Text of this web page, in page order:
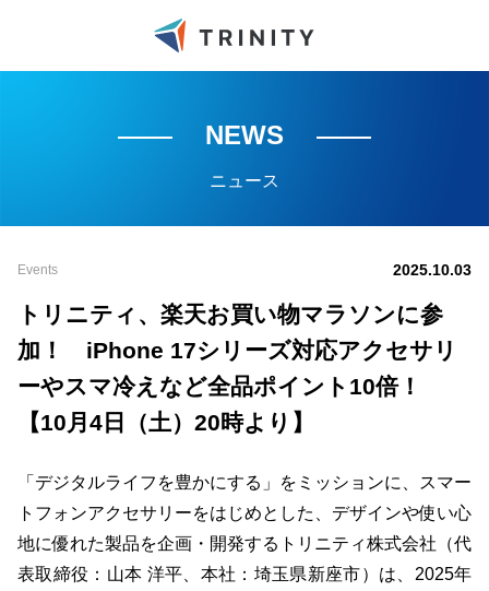
NEWS
ニュース
Events 2025.10.03
トリニティ、楽天お買い物マラソンに参
加！ iPhone 17シリーズ対応アクセサリ
ーやスマ冷えなど全品ポイント10倍！
【10月4日（土）20時より】
「デジタルライフを豊かにする」をミッションに、スマー
トフォンアクセサリーをはじめとした、デザインや使い心
地に優れた製品を企画・開発するトリニティ株式会社（代
表取締役：山本 洋平、本社：埼玉県新座市）は、2025年